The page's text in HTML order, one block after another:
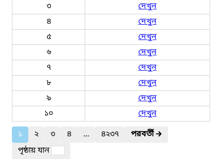
৩
দেখুন
৪
দেখুন
৫
দেখুন
৬
দেখুন
৭
দেখুন
৮
দেখুন
৯
দেখুন
১০
দেখুন
১
২ ৩ ৪ ... ৪২৩৭ পরবর্তী🡲
পৃষ্ঠায় যান